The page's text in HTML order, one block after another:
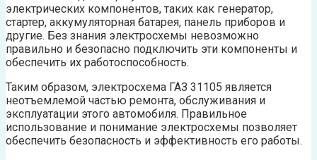
электрических компонентов, таких как генератор,
стартер, аккумуляторная батарея, панель приборов и
другие. Без знания электросхемы невозможно
правильно и безопасно подключить эти компоненты и
обеспечить их работоспособность.
Таким образом, электросхема ГАЗ 31105 является
неотъемлемой частью ремонта, обслуживания и
эксплуатации этого автомобиля. Правильное
использование и понимание электросхемы позволяет
обеспечить безопасность и эффективность его работы.